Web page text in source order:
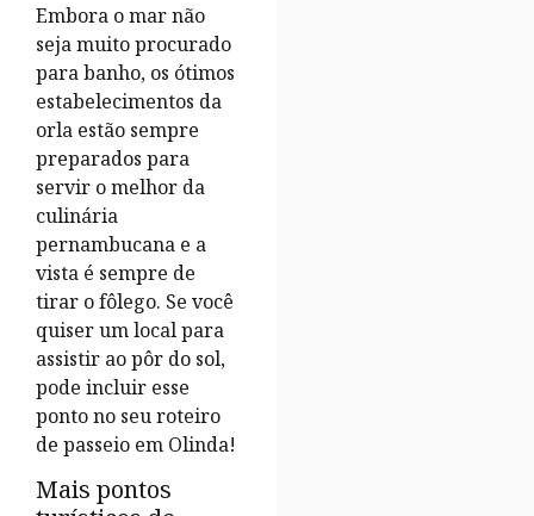
Embora o mar não
seja muito procurado
para banho, os ótimos
estabelecimentos da
orla estão sempre
preparados para
servir o melhor da
culinária
pernambucana e a
vista é sempre de
tirar o fôlego. Se você
quiser um local para
assistir ao pôr do sol,
pode incluir esse
ponto no seu roteiro
de passeio em Olinda!
Mais pontos